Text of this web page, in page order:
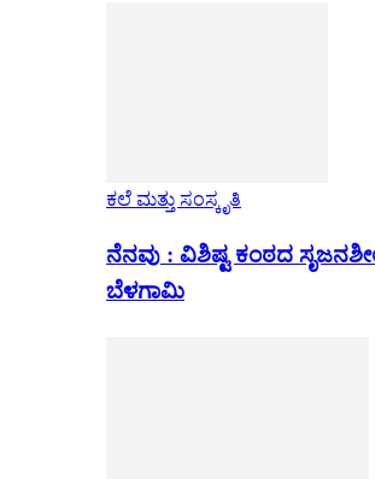
ಕಲೆ ಮತ್ತು ಸಂಸ್ಕೃತಿ
ನೆನವು : ವಿಶಿಷ್ಟ ಕಂಠದ
ಬೆಳಗಾಮಿ